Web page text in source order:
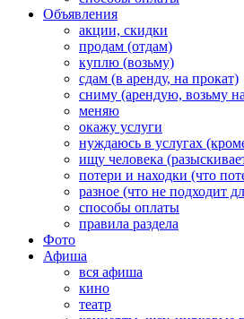
Объявления
акции, скидки
продам (отдам)
куплю (возьму)
сдам (в аренду, на прокат)
сниму (арендую, возьму
меняю
окажу услуги
нуждаюсь в услугах
ищу человека
потери и находки (что
разное (что не подходит
способы оплаты
правила раздела
Фото
Афиша
вся афиша
кино
театр